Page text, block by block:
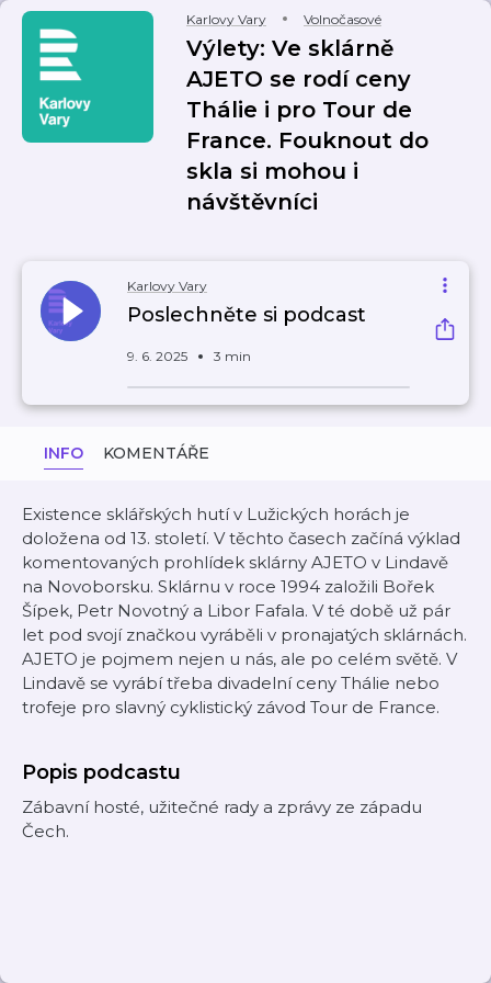
Karlovy Vary Volnočasové
Výlety: Ve sklárně
AJETO se rodí ceny
Thálie i pro Tour de
France. Fouknout do
skla si mohou i
návštěvníci
Karlovy Vary
Poslechněte si podcast
9. 6. 2025 3 min
INFO KOMENTÁŘE
Existence sklářských hutí v Lužických horách je
doložena od 13. století. V těchto časech začíná výklad
komentovaných prohlídek sklárny AJETO v Lindavě
na Novoborsku. Sklárnu v roce 1994 založili Bořek
Šípek, Petr Novotný a Libor Fafala. V té době už pár
let pod svojí značkou vyráběli v pronajatých sklárnách.
AJETO je pojmem nejen u nás, ale po celém světě. V
Lindavě se vyrábí třeba divadelní ceny Thálie nebo
trofeje pro slavný cyklistický závod Tour de France.
Popis podcastu
Zábavní hosté, užitečné rady a zprávy ze západu
Čech.